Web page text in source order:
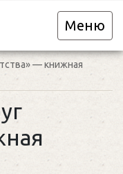
Меню
— книжная